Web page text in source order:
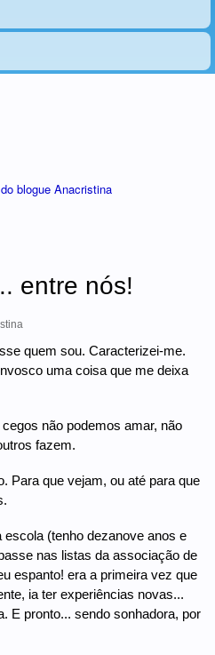
do blogue Anacristina
entre nós!
quem sou. Caracterizei-me.
uma coisa que me deixa
não podemos amar, não
fazem.
Para que vejam, ou até para que
(tenho dezanove anos e
nas listas da associação de
espanto! era a primeira vez que
ia ter experiências novas...
E pronto... sendo sonhadora, por